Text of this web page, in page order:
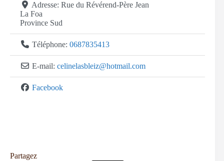
Adresse: Rue du Révérend-Père Jean
La Foa
Province Sud
Téléphone: 0687835413
E-mail: celinelasbleiz@hotmail.com
Facebook
Partagez